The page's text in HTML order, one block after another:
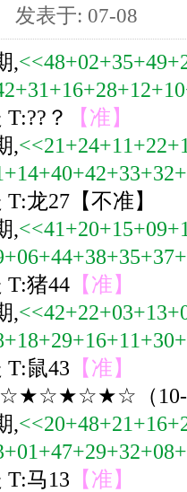
发表于: 07-08
,
？
【准】
,
T:龙27【不准】
,
T:猪44【准】
,
T:鼠43 【准】
（
,
T:马13 【准】